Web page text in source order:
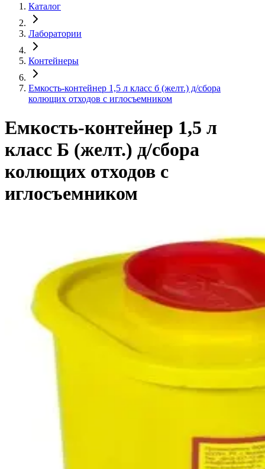
Каталог
Лаборатории
Контейнеры
Емкость-контейнер 1,5 л класс б (желт.) д/сбора
колющих отходов с иглосъемником
Емкость-контейнер 1,5 л
класс Б (желт.) д/сбора
колющих отходов с
иглосъемником